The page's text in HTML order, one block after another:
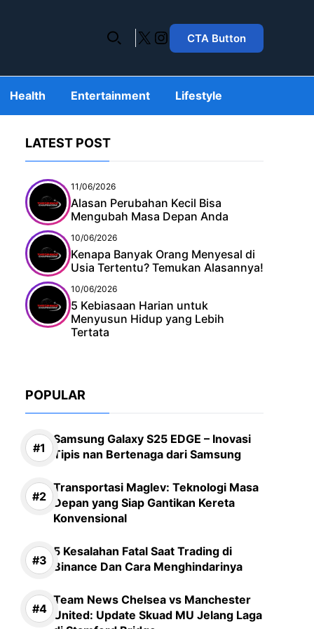
X Instagram
CTA Button
Health Entertainment Lifestyle
LATEST POST
11/06/2026
Alasan Perubahan Kecil Bisa
Mengubah Masa Depan Anda
10/06/2026
Kenapa Banyak Orang Menyesal di
Usia Tertentu? Temukan Alasannya!
10/06/2026
5 Kebiasaan Harian untuk
Menyusun Hidup yang Lebih
Tertata
POPULAR
Samsung Galaxy S25 EDGE – Inovasi
Tipis nan Bertenaga dari Samsung
Transportasi Maglev: Teknologi Masa
Depan yang Siap Gantikan Kereta
Konvensional
5 Kesalahan Fatal Saat Trading di
Binance Dan Cara Menghindarinya
Team News Chelsea vs Manchester
United: Update Skuad MU Jelang Laga